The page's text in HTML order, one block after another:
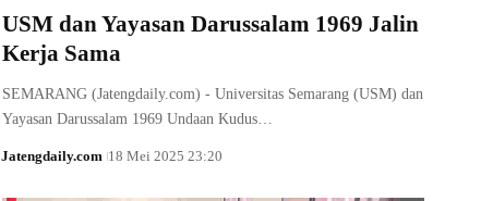
USM dan Yayasan Darussalam 1969 Jalin
Kerja Sama
SEMARANG (Jatengdaily.com) - Universitas Semarang (USM) dan
Yayasan Darussalam 1969 Undaan Kudus…
Jatengdaily.com 18 Mei 2025 23:20